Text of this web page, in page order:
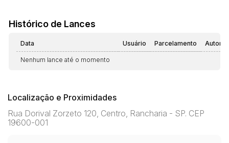
Histórico de Lances
Data Usuário Parcelamento
Nenhum lance até o momento
Localização e Proximidades
Rua Dorival Zorzeto 120, Centro, Rancharia - SP. CEP
19600-001